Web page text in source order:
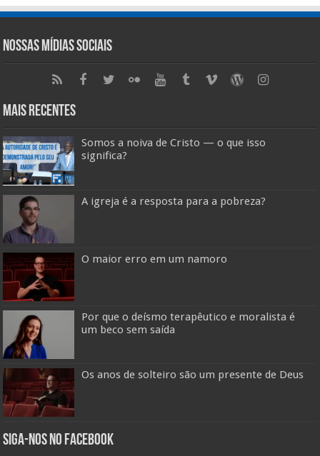
Nossas Mídias Sociais
Mais Recentes
Somos a noiva de Cristo — o que isso
significa?
A igreja é a resposta para a pobreza?
O maior erro em um namoro
Por que o deísmo terapêutico e moralista é
um beco sem saída
Os anos de solteiro são um presente de Deus
Siga-nos no Facebook